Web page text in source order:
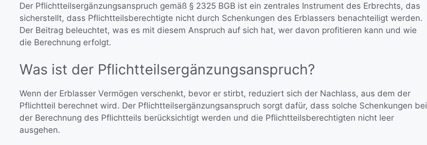
Der Pflichtteilsergänzungsanspruch gemäß § 2325 BGB ist ein zentrales Instrument des Erbrechts, das
sicherstellt, dass Pflichtteilsberechtigte nicht durch Schenkungen des Erblassers benachteiligt werden.
Der Beitrag beleuchtet, was es mit diesem Anspruch auf sich hat, wer davon profitieren kann und wie
die Berechnung erfolgt.
Was ist der Pflichtteilsergänzungsanspruch?
Wenn der Erblasser Vermögen verschenkt, bevor er stirbt, reduziert sich der Nachlass, aus dem der
Pflichtteil berechnet wird. Der Pflichtteilsergänzungsanspruch sorgt dafür, dass solche Schenkungen bei
der Berechnung des Pflichtteils berücksichtigt werden und die Pflichtteilsberechtigten nicht leer
ausgehen.